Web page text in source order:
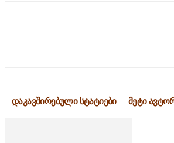
დაკავშირებული სტატიები მეტი